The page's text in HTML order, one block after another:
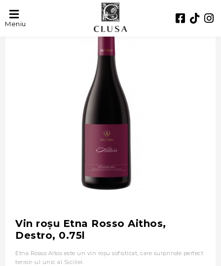
Meniu- 30%
Vin roşu Etna Rosso Aithos,
Destro, 0.75l
Etna Rosso Aitos este un vin roşu sofisticat, care surprinde perfect
terroir-ul unic al Siciliei.